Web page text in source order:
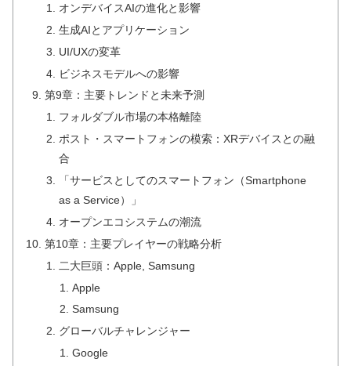
オンデバイスAIの進化と影響
生成AIとアプリケーション
UI/UXの変革
ビジネスモデルへの影響
第9章：主要トレンドと未来予測
フォルダブル市場の本格離陸
ポスト・スマートフォンの模索：XRデバイスとの融
合
「サービスとしてのスマートフォン（Smartphone
as a Service）」
オープンエコシステムの潮流
第10章：主要プレイヤーの戦略分析
二大巨頭：Apple, Samsung
Apple
Samsung
グローバルチャレンジャー
Google